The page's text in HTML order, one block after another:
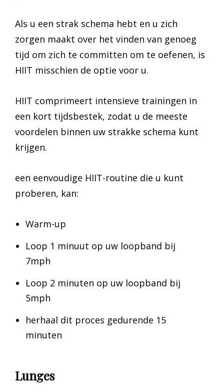
Als u een strak schema hebt en u zich
zorgen maakt over het vinden van genoeg
tijd om zich te committen om te oefenen, is
HIIT misschien de optie voor u.
HIIT comprimeert intensieve trainingen in
een kort tijdsbestek, zodat u de meeste
voordelen binnen uw strakke schema kunt
krijgen.
een eenvoudige HIIT-routine die u kunt
proberen, kan:
Warm-up
Loop 1 minuut op uw loopband bij
7mph
Loop 2 minuten op uw loopband bij
5mph
herhaal dit proces gedurende 15
minuten
Lunges